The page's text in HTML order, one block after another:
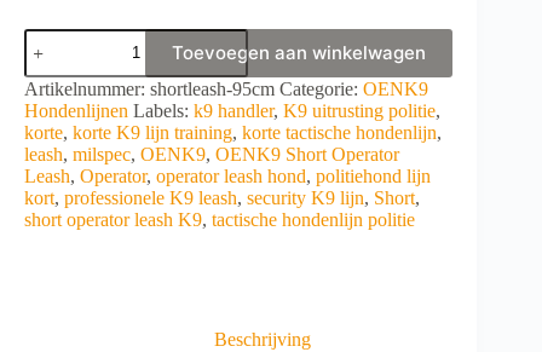
OENK9
Short
Operator
leash
aantal
Toevoegen aan winkelwagen
A
l
t
e
r
n
a
Artikelnummer: shortleash-95cm Categorie: OENK9
Hondenlijnen Labels: k9 handler, K9 uitrusting politie,
korte, korte K9 lijn training, korte tactische hondenlijn,
leash, milspec, OENK9, OENK9 Short Operator
Leash, Operator, operator leash hond, politiehond lijn
kort, professionele K9 leash, security K9 lijn, Short,
short operator leash K9, tactische hondenlijn politie
Beschrijving